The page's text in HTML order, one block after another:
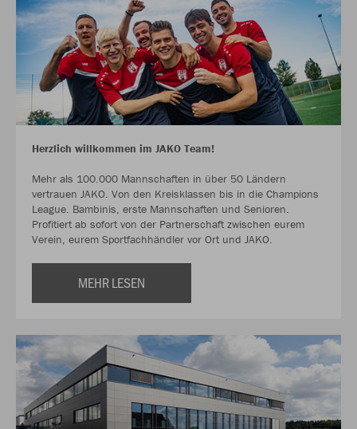
Herzlich willkommen im JAKO Team!
Mehr als 100.000 Mannschaften in über 50 Ländern
vertrauen JAKO. Von den Kreisklassen bis in die Champions
League. Bambinis, erste Mannschaften und Senioren.
Profitiert ab sofort von der Partnerschaft zwischen eurem
Verein, eurem Sportfachhändler vor Ort und JAKO.
MEHR LESEN